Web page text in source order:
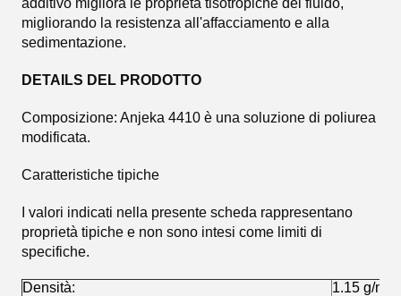
additivo migliora le proprietà tisotropiche del fluido,
migliorando la resistenza all'affacciamento e alla
sedimentazione.
DETAILS DEL PRODOTTO
Composizione: Anjeka 4410 è una soluzione di poliurea
modificata.
Caratteristiche tipiche
I valori indicati nella presente scheda rappresentano
proprietà tipiche e non sono intesi come limiti di
specifiche.
Densità:
1.15 g/ml